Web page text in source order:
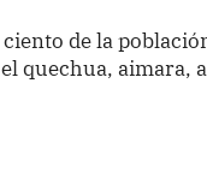
de la
quechua, aimara,